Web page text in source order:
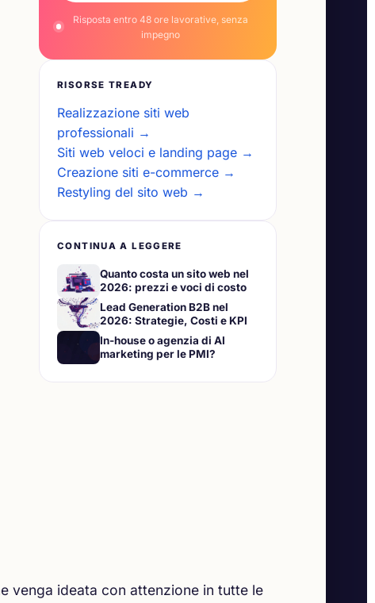
Risposta entro 48 ore lavorative, senza
impegno
RISORSE TREADY
Realizzazione siti web
professionali →
Siti web veloci e landing page →
Creazione siti e-commerce →
Restyling del sito web →
CONTINUA A LEGGERE
Quanto costa un sito web nel
2026: prezzi e voci di costo
Lead Generation B2B nel
2026: Strategie, Costi e KPI
In-house o agenzia di AI
marketing per le PMI?
venga ideata con attenzione in tutte le